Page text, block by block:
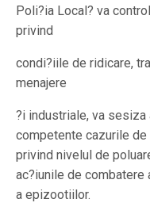
Poli?ia Local? va
privind
condi?iile de ridicare,
menajere
?i industriale, va
competente cazurile
privind nivelul de
ac?iunile de
a epizootiilor.